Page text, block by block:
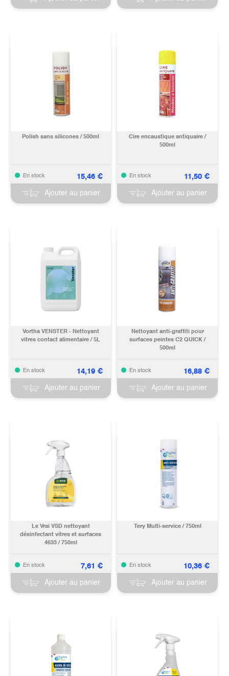
Polish sans silicones / 500ml
En stock 15,46€
Ajouter au panier
Cire encaustique antiquaire /
500ml
En stock 11,50€
Ajouter au panier
Vortha VENSTER - Nettoyant
vitres contact alimentaire / 5L
En stock 14,19€
Ajouter au panier
Nettoyant anti-graffiti pour
surfaces peintes C2 QUICK /
500ml
En stock 16,88€
Ajouter au panier
Le Vrai VSD nettoyant
désinfectant vitres et surfaces
4633 / 750ml
En stock 7,61 €
Ajouter au panier
Tery Multi-service / 750ml
En stock 10,36€
Ajouter au panier